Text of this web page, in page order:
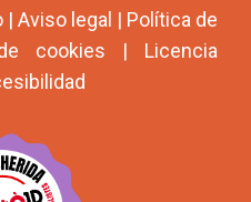
| Aviso legal | Política de
cookies | Licencia